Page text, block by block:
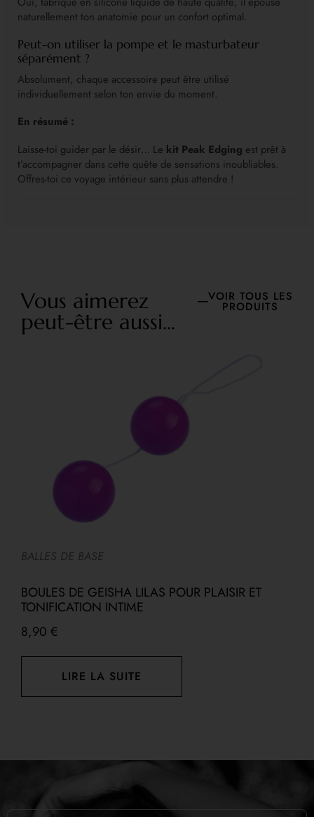
naturellement ton anatomie pour un confort optimal.
Peut-on utiliser la pompe et le masturbateur
séparément ?
Absolument, chaque accessoire peut être utilisé
individuellement selon ton envie du moment.
En résumé :
Laisse-toi guider par le désir… Le kit Peak Edging est prêt à
t’accompagner dans cette quête de sensations inoubliables.
Offres-toi ce voyage intérieur sans plus attendre !
Vous aimerez
peut-être aussi...
VOIR TOUS LES
PRODUITS
BALLES DE BASE
BOULES DE GEISHA LILAS POUR PLAISIR ET
TONIFICATION INTIME
8,90 €
LIRE LA SUITE